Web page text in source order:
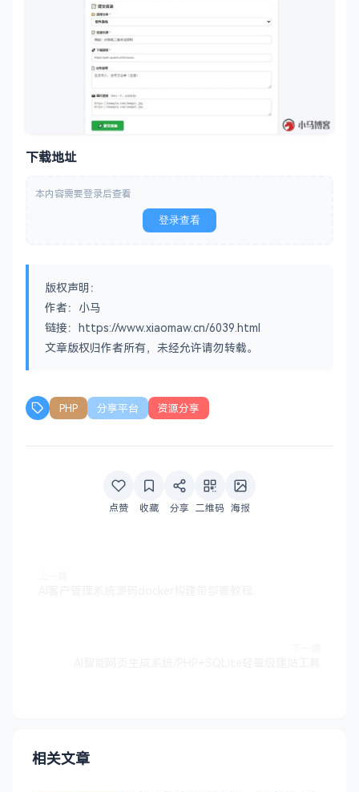
下载地址
本内容需要登录后查看
登录查看
版权声明：
作者：小马
链接：https://www.xiaomaw.cn/6039.html
文章版权归作者所有，未经允许请勿转载。
PHP 分享平台 资源分享
点赞 收藏 分享 二维码 海报
相关文章